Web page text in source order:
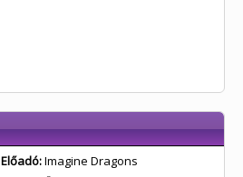
Előadó:Imagine Dragons